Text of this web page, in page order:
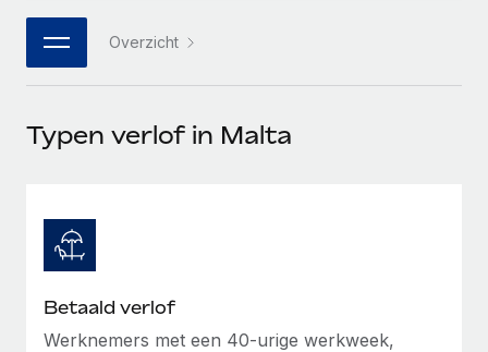
Integraties
DIENSTEN
Krijg hulp van global HR- en juridische experts
Achtergrondonderzoek
kandidaten
WERK MET ONS SAMEN
Strategische technologiepartners
Een partner worden
Integraties en advies over AI-automatiseringen
Webinars
Newsroom
Inzichtencentrum
Support
日本語
한국어
Overzicht
Typen verlof in Malta
Betaald verlof
Werknemers met een 40-urige werkweek,